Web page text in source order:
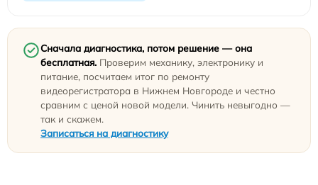
Сначала диагностика, потом решение — она
бесплатная. Проверим механику, электронику и
питание, посчитаем итог по ремонту
видеорегистратора в Нижнем Новгороде и честно
сравним с ценой новой модели. Чинить невыгодно —
так и скажем.
Записаться на диагностику